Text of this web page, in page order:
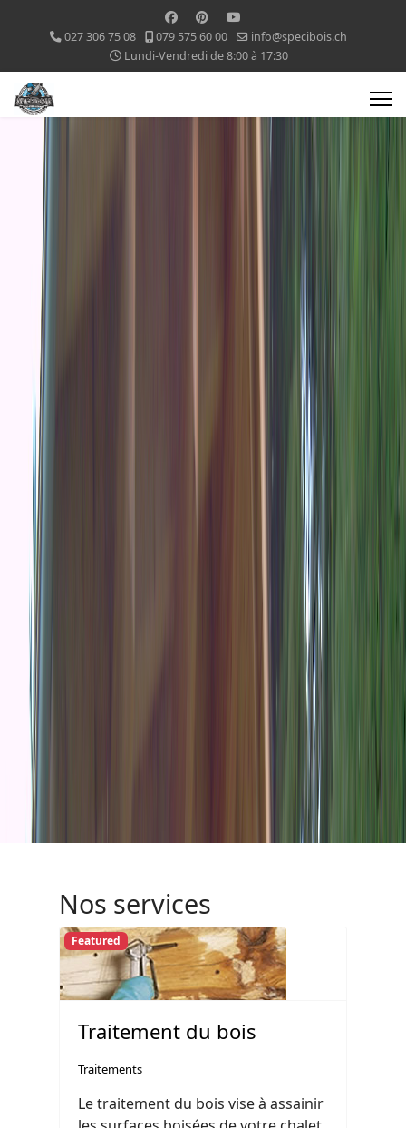
027 306 75 08 079 575 60 00
info@specibois.ch
Lundi-Vendredi de 8:00 à 17:30
Nos services
Featured
Traitement du bois
Traitements
Le traitement du bois vise à assainir